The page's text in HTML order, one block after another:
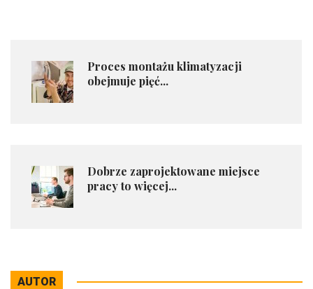
​Proces montażu klimatyzacji
obejmuje pięć...
Dobrze zaprojektowane miejsce
pracy to więcej...
AUTOR